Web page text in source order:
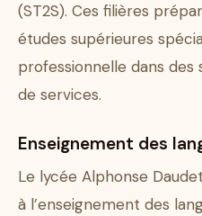
(ST2S). Ces filières
études supérieures
professionnelle dans
de services.
Enseignement des
Le lycée Alphonse
à l’enseignement des